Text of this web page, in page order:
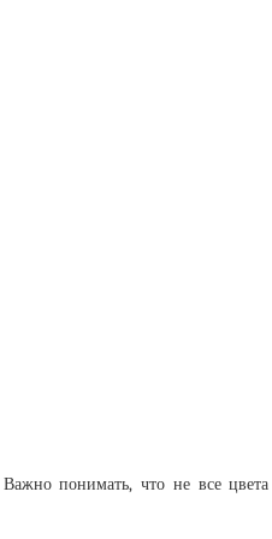
понимать, что не все